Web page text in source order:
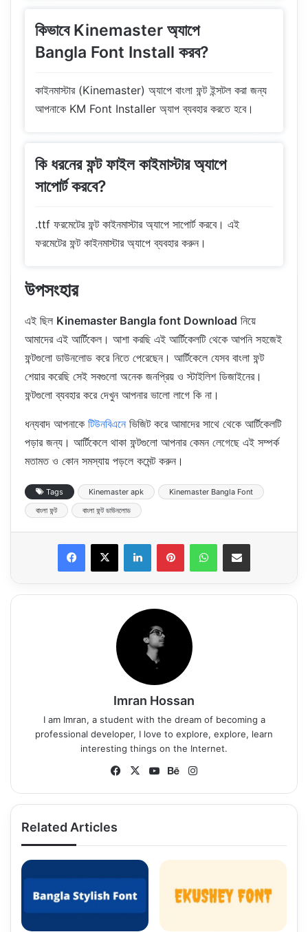
কিভাবে Kinemaster অ্যাপে
Bangla Font Install করব?
কাইনমাস্টার (Kinemaster) অ্যাপে বাংলা ফন্ট ইন্সটল করা জন্য
আপনাকে KM Font Installer অ্যাপ ব্যবহার করতে হবে।
কি ধরনের ফন্ট ফাইল কাইমাস্টার অ্যাপে
সাপোর্ট করবে?
.ttf ফরমেটের ফন্ট কাইনমাস্টার অ্যাপে সাপোর্ট করবে। এই
ফরমেটের ফন্ট কাইনমাস্টার অ্যাপে ব্যবহার করুন।
উপসংহার
এই ছিল Kinemaster Bangla font Download নিয়ে
আমাদের এই আর্টিকেল। আশা করছি এই আর্টিকেলটি থেকে আপনি সহজেই
ফন্টগুলো ডাউনলোড করে নিতে পেরেছেন। আর্টিকেলে যেসব বাংলা ফন্ট
শেয়ার করেছি সেই সবগুলো অনেক জনপ্রিয় ও স্টাইলিশ ডিজাইনের।
ফন্টগুলো ব্যবহার করে দেখুন আপনার ভালো লাগে কি না।
ধন্যবাদ আপনাকে টিউনবিএনে ভিজিট করে আমাদের সাথে থেকে আর্টিকেলটি
পড়ার জন্য। আর্টিকেলে থাকা ফন্টগুলো আপনার কেমন লেগেছে এই সম্পর্ক
মতামত ও কোন সমস্যায় পড়লে কমেন্ট করুন।
Tags Kinemaster apk
Kinemaster Bangla Font
বাংলা ফন্ট
বাংলা ফন্ট ডাউনলোড
Imran Hossan
I am Imran, a student with the dream of becoming a
professional developer, I love to explore, explore, learn
interesting things on the Internet.
Fa
bo
X
Yo
ub
Be
nc
ra
Related Articles